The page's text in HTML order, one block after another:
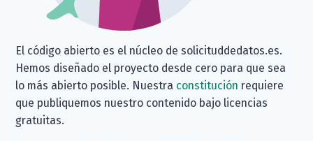
El código abierto es el núcleo de solicituddedatos.es.
Hemos diseñado el proyecto desde cero para que sea
lo más abierto posible. Nuestra constitución requiere
que publiquemos nuestro contenido bajo licencias
gratuitas.